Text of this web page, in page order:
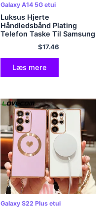
Galaxy A14 5G etui
Luksus Hjerte
Håndledsbånd Plating
Telefon Taske Til Samsung
S23 S22 S21 Ultra Plus S20
FE A53 A13 A14 A34 A54
5G A33 A52 Blødt Cover
$17.46
Læs mere
Galaxy S22 Plus etui